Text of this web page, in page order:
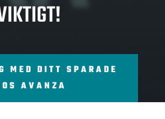
MED DITT SPARADE
AVANZA